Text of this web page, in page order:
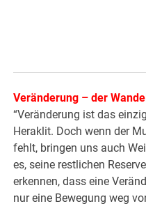
Veränderung – der
“Veränderung ist das
Heraklit. Doch wenn der
fehlt, bringen uns auch
es, seine restlichen
erkennen, dass eine
nur eine Bewegung weg